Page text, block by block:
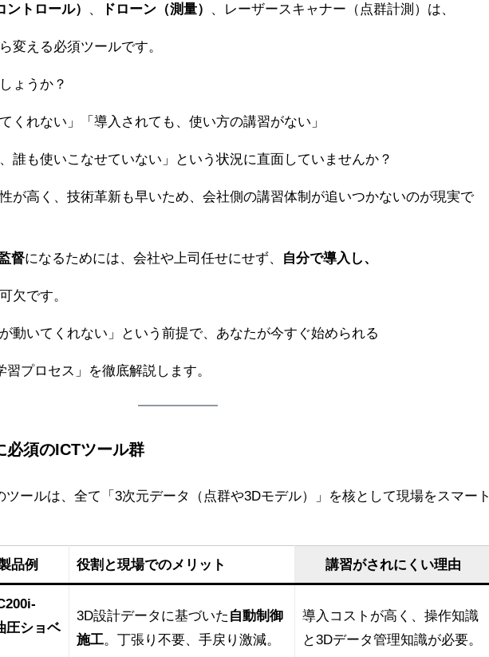
トロール） ドローン（測量） 、レーザースキャナー（点群計測）は、
変える必須ツールです。
ょうか？
くれない」「導入されても、使い方の講習がない」
誰も使いこなせていない」という状況に直面していませんか？
が高く、技術革新も早いため、会社側の講習体制が追いつかないのが現実で
督になるためには、会社や上司任せにせず、 自分で導入し、
欠です。
動いてくれない」という前提で、あなたが今すぐ始められる
習プロセス」を徹底解説します。
必須のICTツール群
ツールは、全て「3次元データ（点群や3Dモデル）」を核として現場をスマート
品例 役割と現場でのメリット 講習がされにくい理由
圧ショベ
3D設計データに基づいた 自動制御
施工 。丁張り不要、手戻り激減。
導入コストが高く、操作知識
と3Dデータ管理知識が必要。